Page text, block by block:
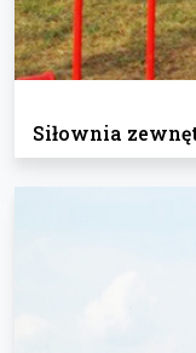
Siłownia